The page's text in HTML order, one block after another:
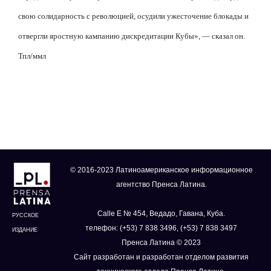
свою солидарность с революцией, осудили ужесточение блокады и
отвергли яростную кампанию дискредитации Кубы», — сказал он.
Тпл/ммл
РУССКОЕ
ИЗДАНИЕ
© 2016-2023 Латиноамериканское информационное
агентство Пренса Латина.
Calle E № 454, Ведадо, Гавана, Куба.
телефон: (+53) 7 838 3496, (+53) 7 838 3497
Пренса Латина © 2023
Сайт разработан и разработан отделом развития